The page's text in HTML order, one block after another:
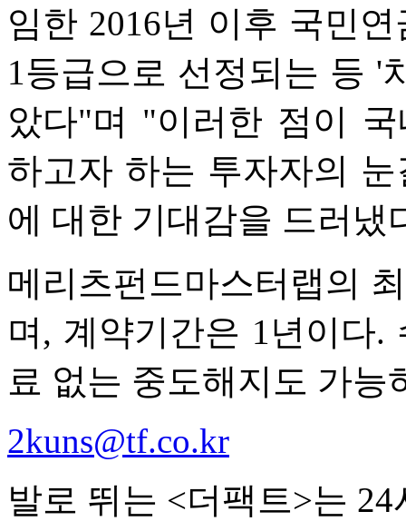
임한 2016년 이후 국민
1등급으로 선정되는 등 '
았다"며 "이러한 점이
하고자 하는 투자자의
에 대한 기대감을 드러냈
메리츠펀드마스터랩의
며, 계약기간은 1년이다.
료 없는 중도해지도 가능
2kuns@tf.co.kr
발로 뛰는 <더팩트>는